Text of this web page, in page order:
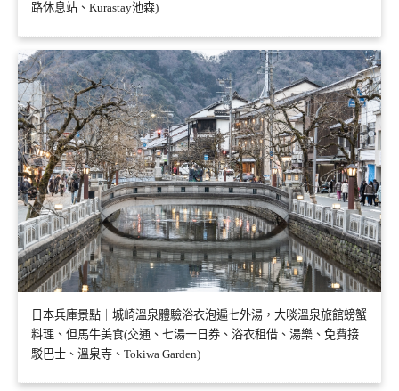
路休息站、Kurastay池森)
日本兵庫景點｜城崎溫泉體驗浴衣泡遍七外湯，大啖溫泉旅館螃蟹
料理、但馬牛美食(交通、七湯一日券、浴衣租借、湯樂、免費接
駁巴士、溫泉寺、Tokiwa Garden)